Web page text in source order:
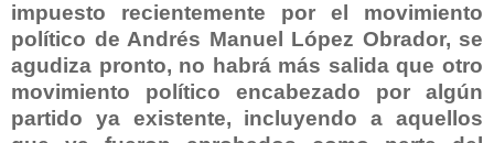
impuesto recientemente por el movimiento
político de Andrés Manuel López Obrador, se
agudiza pronto, no habrá más salida que otro
movimiento político encabezado por algún
partido ya existente, incluyendo a aquellos